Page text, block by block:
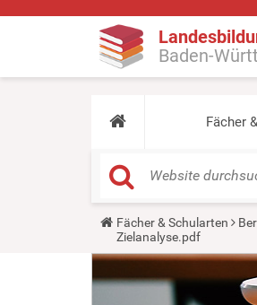
Baden-
Fächer
Y
u
a
r
Fächer & Schularten
Zielanalyse.pdf